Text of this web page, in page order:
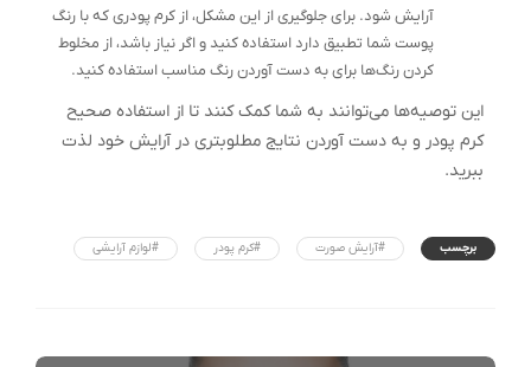
آرایش شود. برای جلوگیری از این مشکل، از کرم پودری که با رنگ
پوست شما تطبیق دارد استفاده کنید و اگر نیاز باشد، از مخلوط
کردن رنگ‌ها برای به دست آوردن رنگ مناسب استفاده کنید.
این توصیه‌ها می‌توانند به شما کمک کنند تا از استفاده صحیح
کرم پودر و به دست آوردن نتایج مطلوبتری در آرایش خود لذت
ببرید.
برچسب #آرایش صورت #کرم پودر #لوازم آرایشی